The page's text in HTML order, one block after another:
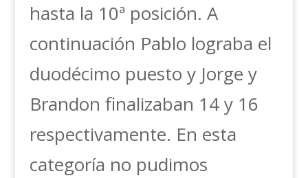
hasta la 10ª posición. A
continuación Pablo lograba el
duodécimo puesto y Jorge y
Brandon finalizaban 14 y 16
respectivamente. En esta
categoría no pudimos